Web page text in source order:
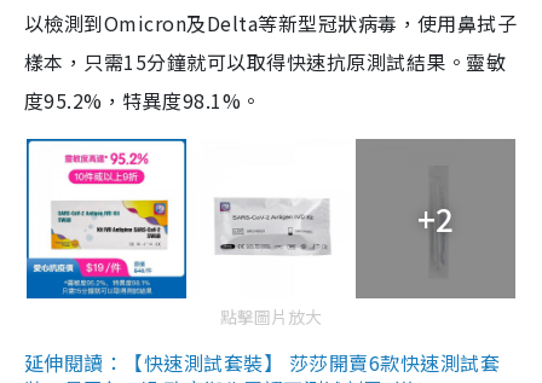
以檢測到Omicron及Delta等新型冠狀病毒，使用鼻拭子
樣本，只需15分鐘就可以取得快速抗原測試結果。靈敏
度95.2%，特異度98.1%。
+2
點擊圖片放大
延伸閱讀：【快速測試套裝】 莎莎開賣6款快速測試套